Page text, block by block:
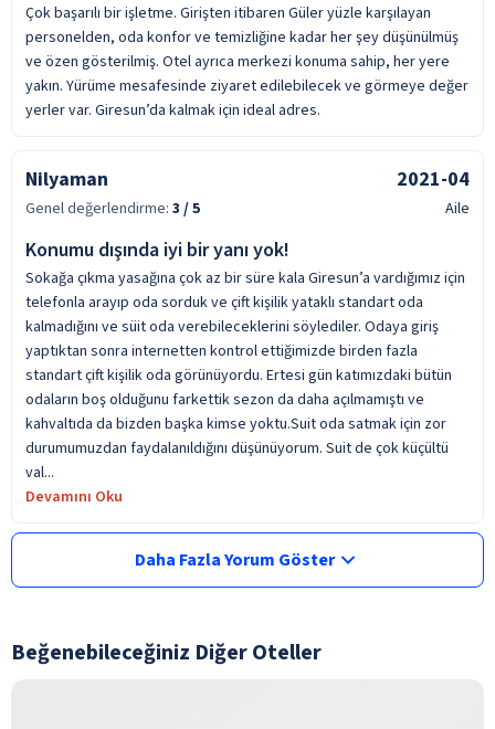
Çok başarılı bir işletme. Girişten itibaren Güler yüzle karşılayan
personelden, oda konfor ve temizliğine kadar her şey düşünülmüş
ve özen gösterilmiş. Otel ayrıca merkezi konuma sahip, her yere
yakın. Yürüme mesafesinde ziyaret edilebilecek ve görmeye değer
yerler var. Giresun’da kalmak için ideal adres.
Nilyaman 2021-04
Genel değerlendirme: 3 / 5 Aile
Konumu dışında iyi bir yanı yok!
Sokağa çıkma yasağına çok az bir süre kala Giresun’a vardığımız için
telefonla arayıp oda sorduk ve çift kişilik yataklı standart oda
kalmadığını ve süit oda verebileceklerini söylediler. Odaya giriş
yaptıktan sonra internetten kontrol ettiğimizde birden fazla
standart çift kişilik oda görünüyordu. Ertesi gün katımızdaki bütün
odaların boş olduğunu farkettik sezon da daha açılmamıştı ve
kahvaltıda da bizden başka kimse yoktu.Suit oda satmak için zor
durumumuzdan faydalanıldığını düşünüyorum. Suit de çok küçültü
val...
Devamını Oku
Daha Fazla Yorum Göster
Beğenebileceğiniz Diğer Oteller